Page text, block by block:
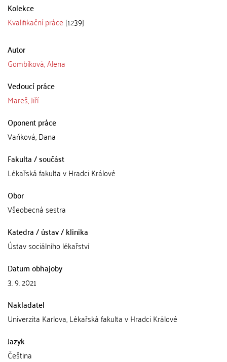
Kolekce
Kvalifikační práce [1239]
Autor
Gombíková, Alena
Vedoucí práce
Mareš, Jiří
Oponent práce
Vaňková, Dana
Fakulta / součást
Lékařská fakulta v Hradci Králové
Obor
Všeobecná sestra
Katedra / ústav / klinika
Ústav sociálního lékařství
Datum obhajoby
3. 9. 2021
Nakladatel
Univerzita Karlova, Lékařská fakulta v Hradci Králové
Jazyk
Čeština